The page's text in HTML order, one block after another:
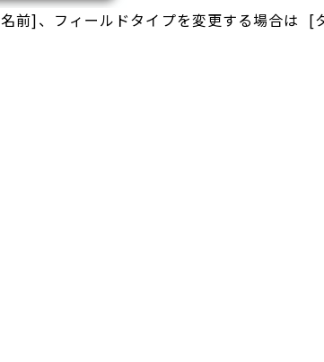
前]、フィールドタイプを変更する場合は [